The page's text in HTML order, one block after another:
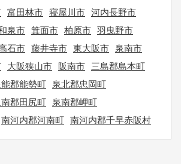
富田林市 寝屋川市 河内長野市
泉市 箕面市 柏原市 羽曳野市
石市 藤井寺市 東大阪市
泉南市
大阪狭山市 阪南市
三島郡島本町
能郡能勢町
泉北郡忠岡町
南郡田尻町
泉南郡岬町
南河内郡河南町 南河内郡千早赤阪村